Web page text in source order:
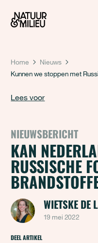
Home
Nieuws
Kunnen we stoppen met
Lees voor
NIEUWSBERICHT
KAN
RUSSISCHE
WIETSKE DE
19 mei 2022
DEEL ARTIKEL